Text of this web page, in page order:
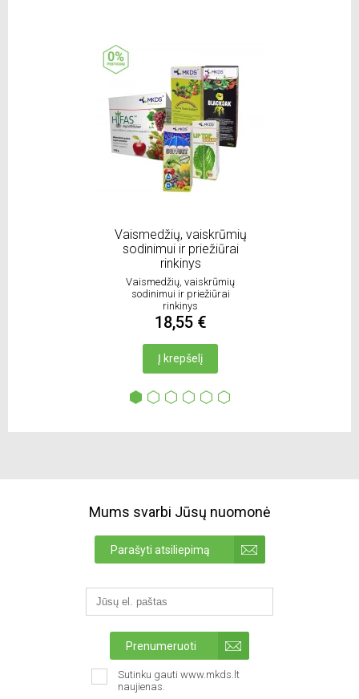
Vaismedžių, vaiskrūmių
sodinimui ir priežiūrai
rinkinys
Vaismedžių, vaiskrūmių
sodinimui ir priežiūrai
rinkinys
18,55 €
Į krepšelį
Mums svarbi Jūsų nuomonė
Parašyti atsiliepimą
Prenumeruoti
Sutinku gauti www.mkds.lt
naujienas.